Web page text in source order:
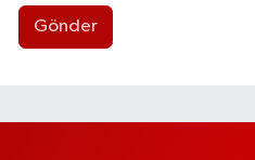
Gönder